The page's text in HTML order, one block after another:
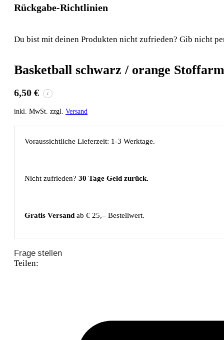
Rückgabe-Richtlinien
Du bist mit deinen Produkten nicht zufrieden? Gib nicht
Basketball schwarz / orange
6,50 € i
inkl. MwSt. zzgl. Versand
Voraussichtliche Lieferzeit: 1-3 Werktage.
Nicht zufrieden? 30 Tage Geld zurück.
Gratis Versand ab € 25,– Bestellwert.
Frage stellen
Teilen: